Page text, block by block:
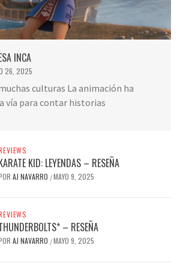
INCA
26, 2025
culturas La animación ha
vía para contar historias
KID: LEYENDAS – RESEÑA
AJ NAVARRO /MAYO 9, 2025
– RESEÑA
AJ NAVARRO /MAYO 9, 2025